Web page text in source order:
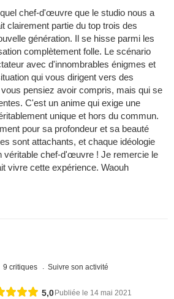
chef-d'œuvre que le studio nous a
clairement partie du top trois des
génération. Il se hisse parmi les
complètement folle. Le scénario
avec d'innombrables énigmes et
qui vous dirigent vers des
pensiez avoir compris, mais qui se
C'est un anime qui exige une
unique et hors du commun.
pour sa profondeur et sa beauté
sont attachants, et chaque idéologie
véritable chef-d'œuvre ! Je remercie le
vivre cette expérience. Waouh
9 critiques Suivre son activité
5,0Publiée le 14 mai 2021